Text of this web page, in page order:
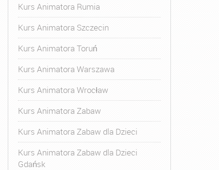
Kurs Animatora Rumia
Kurs Animatora Szczecin
Kurs Animatora Toruń
Kurs Animatora Warszawa
Kurs Animatora Wrocław
Kurs Animatora Zabaw
Kurs Animatora Zabaw dla Dzieci
Kurs Animatora Zabaw dla Dzieci
Gdańsk